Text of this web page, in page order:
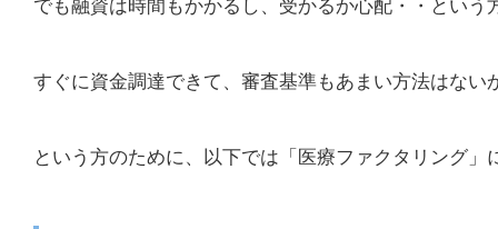
でも融資は時間もかかるし、受かるか心配・・という
すぐに資金調達できて、審査基準もあまい方法はない
という方のために、以下では「医療ファクタリング